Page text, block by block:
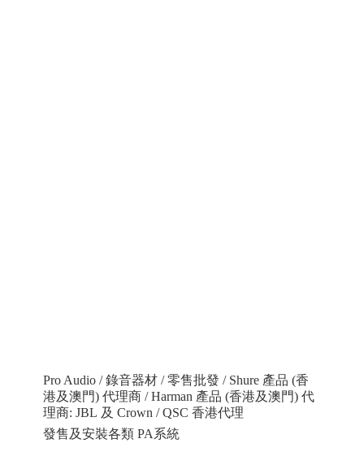
Pro Audio / 錄音器材 / 零售批發 / Shure 產品 (香
港及澳門) 代理商 / Harman 產品 (香港及澳門) 代
理商: JBL 及 Crown / QSC 香港代理
發售及安裝各類 PA系統